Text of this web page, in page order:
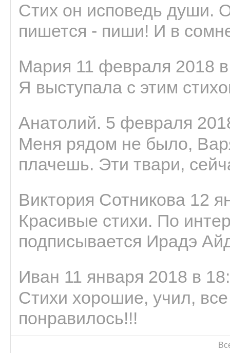
Стих он исповедь души.
пишется - пиши! И в
Мария 11 февраля 2018
Я выступала с этим
Анатолий. 5 февраля
Меня рядом не было,
плачешь. Эти твари,
Виктория Сотникова 12
Красивые стихи. По
подписывается Ирадэ
Иван 11 января 2018 в
Стихи хорошие, учил,
понравилось!!!